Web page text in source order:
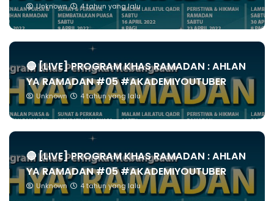
Unknown 4 tahun yang lalu
🔴 [LIVE] PROGRAM KHAS RAMADAN : AHLAN
YA RAMADAN #05 #AKADEMIYOUTUBER
Unknown 4 tahun yang lalu
🔴 [LIVE] PROGRAM KHAS RAMADAN : AHLAN
YA RAMADAN #05 #AKADEMIYOUTUBER
Unknown 4 tahun yang lalu